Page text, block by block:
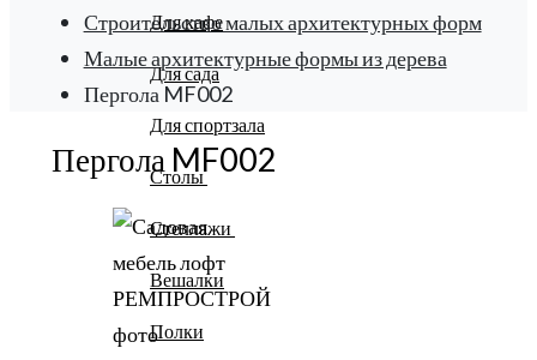
Для кафе
Для сада
Для спортзала
Столы
Стеллажи
Вешалки
Полки
Строительство малых архитектурных форм
Малые архитектурные формы из дерева
Пергола MF002
Пергола MF002